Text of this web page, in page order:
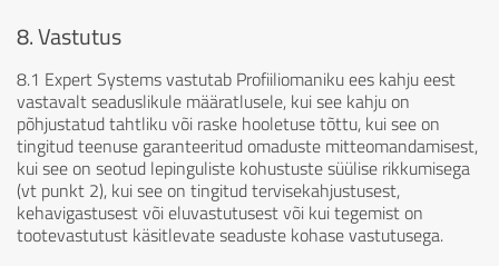
8. Vastutus
8.1 Expert Systems vastutab Profiiliomaniku ees kahju eest
vastavalt seaduslikule määratlusele, kui see kahju on
põhjustatud tahtliku või raske hooletuse tõttu, kui see on
tingitud teenuse garanteeritud omaduste mitteomandamisest,
kui see on seotud lepinguliste kohustuste süülise rikkumisega
(vt punkt 2), kui see on tingitud tervisekahjustusest,
kehavigastusest või eluvastutusest või kui tegemist on
tootevastutust käsitlevate seaduste kohase vastutusega.